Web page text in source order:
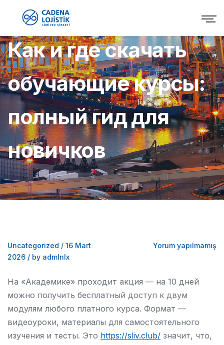
Как и где скачать
обучающие курсы:
полный гид для
новичков
Uncategorized / 16 Mart
2026 / by admlnlx
Yorum yapılmamış
На «Академике» проходит акция — на 10 дней
можно получить бесплатный доступ к двум
модулям любого платного курса. Формат —
видеоуроки, материалы для самостоятельного
изучения и тесты. Это https://sliv.club/ значит, что,